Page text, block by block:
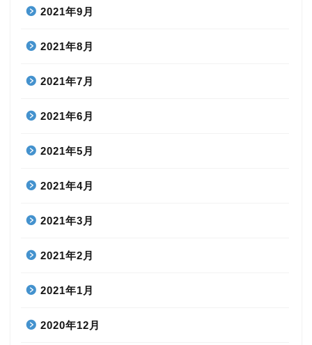
2021年9月
2021年8月
2021年7月
2021年6月
2021年5月
2021年4月
2021年3月
2021年2月
2021年1月
2020年12月